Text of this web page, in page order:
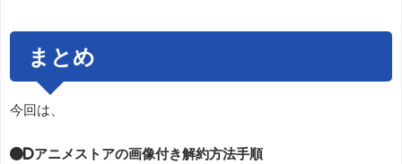
まとめ
今回は、
●dアニメストアの画像付き解約方法手順